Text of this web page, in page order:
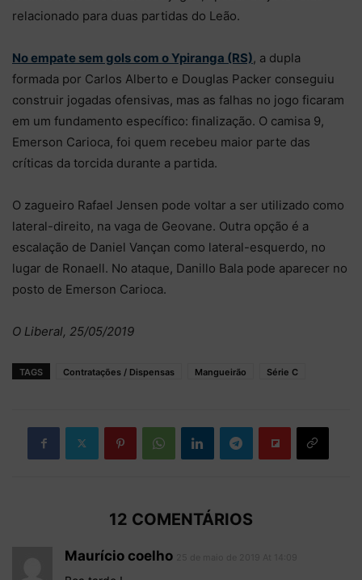
relacionado para duas partidas do Leão.
No empate sem gols com o Ypiranga (RS), a dupla
formada por Carlos Alberto e Douglas Packer conseguiu
construir jogadas ofensivas, mas as falhas no jogo ficaram
em um fundamento específico: finalização. O camisa 9,
Emerson Carioca, foi quem recebeu maior parte das
críticas da torcida durante a partida.
O zagueiro Rafael Jensen pode voltar a ser utilizado como
lateral-direito, na vaga de Geovane. Outra opção é a
escalação de Daniel Vançan como lateral-esquerdo, no
lugar de Ronaell. No ataque, Danillo Bala pode aparecer no
posto de Emerson Carioca.
O Liberal, 25/05/2019
TAGS Contratações / Dispensas Mangueirão Série C
12 COMENTÁRIOS
Maurício coelho